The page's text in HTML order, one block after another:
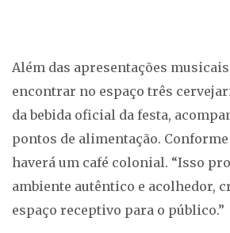
Além das apresentações
encontrar no espaço três
da bebida oficial da festa,
pontos de alimentação.
haverá um café colonial. “Isso
ambiente autêntico e acolhedor,
espaço receptivo para o público.”